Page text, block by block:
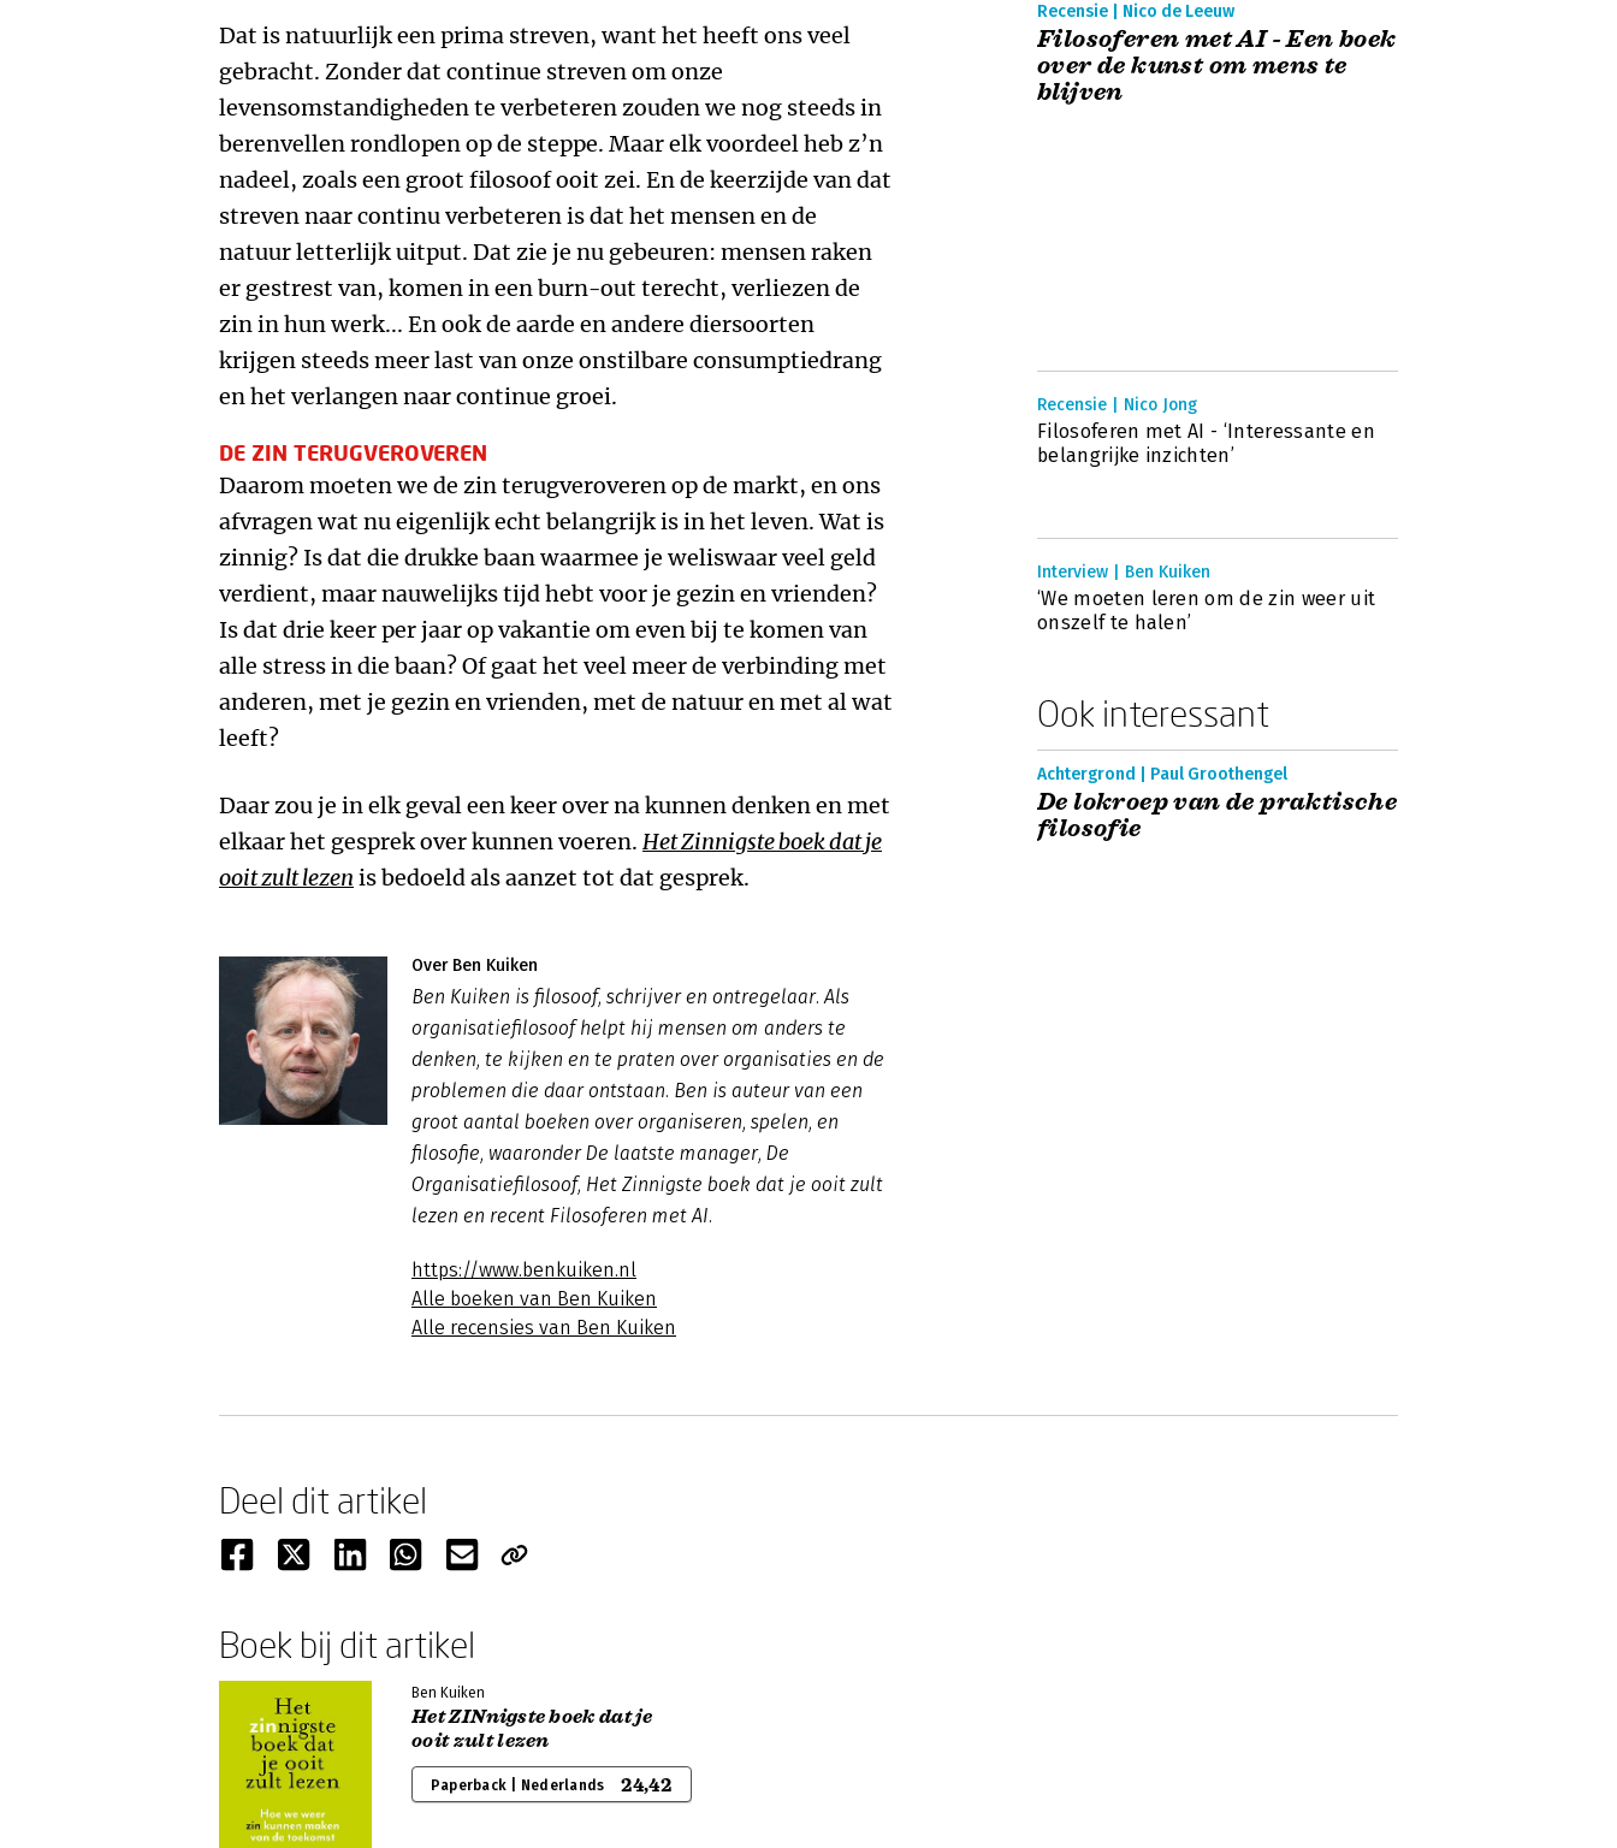
Dat is natuurlijk een prima streven, want het heeft ons veel
gebracht. Zonder dat continue streven om onze
levensomstandigheden te verbeteren zouden we nog steeds in
berenvellen rondlopen op de steppe. Maar elk voordeel heb z’n
nadeel, zoals een groot filosoof ooit zei. En de keerzijde van dat
streven naar continu verbeteren is dat het mensen en de
natuur letterlijk uitput. Dat zie je nu gebeuren: mensen raken
er gestrest van, komen in een burn-out terecht, verliezen de
zin in hun werk... En ook de aarde en andere diersoorten
krijgen steeds meer last van onze onstilbare consumptiedrang
en het verlangen naar continue groei.
DE ZIN TERUGVEROVEREN
Daarom moeten we de zin terugveroveren op de markt, en ons
afvragen wat nu eigenlijk echt belangrijk is in het leven. Wat is
zinnig? Is dat die drukke baan waarmee je weliswaar veel geld
verdient, maar nauwelijks tijd hebt voor je gezin en vrienden?
Is dat drie keer per jaar op vakantie om even bij te komen van
alle stress in die baan? Of gaat het veel meer de verbinding met
anderen, met je gezin en vrienden, met de natuur en met al wat
leeft?
Daar zou je in elk geval een keer over na kunnen denken en met
elkaar het gesprek over kunnen voeren. Het Zinnigste boek dat je
ooit zult lezen is bedoeld als aanzet tot dat gesprek.
Over Ben Kuiken
Ben Kuiken is filosoof, schrijver en ontregelaar. Als
organisatiefilosoof helpt hij mensen om anders te
denken, te kijken en te praten over organisaties en de
problemen die daar ontstaan. Ben is auteur van een
groot aantal boeken over organiseren, spelen, en
filosofie, waaronderDe laatste manager, De
Organisatiefilosoof, Het Zinnigste boek dat je ooit zult
lezen en recent Filosoferen met AI.
https://www.benkuiken.nl
Alle boeken van Ben Kuiken
Alle recensies van Ben Kuiken
Recensie | Nico de Leeuw
Filosoferen met AI - Een boek
over de kunst om mens te
blijven
Recensie | Nico Jong
Filosoferen met AI - ‘Interessante en
belangrijke inzichten’
Interview | Ben Kuiken
‘We moeten leren om de zin weer uit
onszelf te halen’
Ook interessant
Achtergrond | Paul Groothengel
De lokroep van de praktische
filosofie
Deel dit artikel
Boek bij dit artikel
Ben Kuiken
Het ZINnigste boek dat je
ooit zult lezen
Paperback | Nederlands 24,42